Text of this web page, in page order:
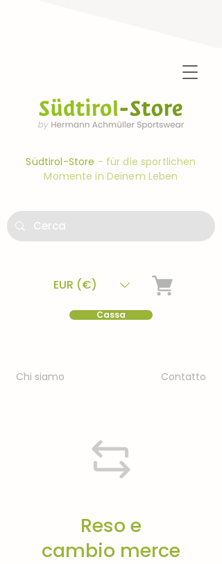
EUR (€)
Cassa
Chi siamo Contatto
Südtirol-Store - für die sportlichen
Momente in Deinem Leben
Reso e
cambio merce